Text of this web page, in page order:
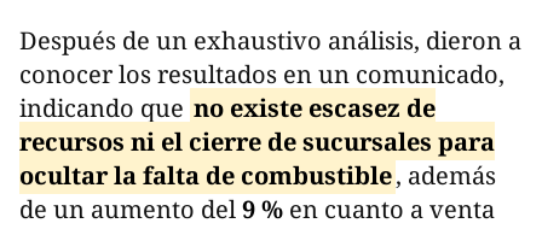
Después de un exhaustivo análisis, dieron a
conocer los resultados en un comunicado,
indicando que no existe escasez de
recursos ni el cierre de sucursales para
ocultar la falta de combustible, además
de un aumento del9 % en cuanto a venta